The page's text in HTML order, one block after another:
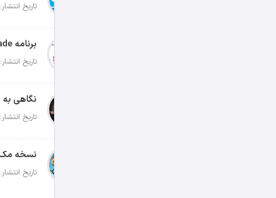
تاریخ انتشار: 6 آگوست 2026
تاریخ انتشار: 2 آگوست 2026
نگاهی به ۱۵ سال مدیریت تیم کوک در اپل
تاریخ انتشار: 1 آگوست 2026
تاریخ انتشار: 30 جولای 2026